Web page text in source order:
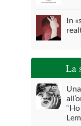
In
La